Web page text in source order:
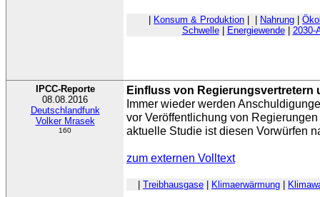
Konsum & Produktion Nahrung
Schwelle| Energiewende| 2030-
IPCC-Reporte
08.08.2016
Deutschlandfunk
Volker Mrasek
160
Einfluss von Regierungsvertretern
Immer wieder werden
vor Veröffentlichung von
aktuelle Studie ist diesen Vorwürfen
zum externen Volltext
Treibhausgase Klimaerwärmung